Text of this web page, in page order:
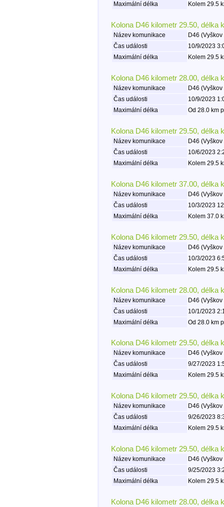
Maximální délka
Kolem 29.5
Kolona D46 kilometr 29.50, délka
Název komunikace
D46
Čas události
10/9/2023
Maximální délka
Kolem 29.5
Kolona D46 kilometr 28.00, délka
Název komunikace
D46
Čas události
10/9/2023
Maximální délka
Od 28.0 km
Kolona D46 kilometr 29.50, délka
Název komunikace
D46
Čas události
10/6/2023
Maximální délka
Kolem 29.5
Kolona D46 kilometr 37.00, délka
Název komunikace
D46
Čas události
10/3/2023
Maximální délka
Kolem 37.0
Kolona D46 kilometr 29.50, délka
Název komunikace
D46
Čas události
10/3/2023
Maximální délka
Kolem 29.5
Kolona D46 kilometr 28.00, délka
Název komunikace
D46
Čas události
10/1/2023
Maximální délka
Od 28.0 km
Kolona D46 kilometr 29.50, délka
Název komunikace
D46
Čas události
9/27/2023
Maximální délka
Kolem 29.5
Kolona D46 kilometr 29.50, délka
Název komunikace
D46
Čas události
9/26/2023
Maximální délka
Kolem 29.5
Kolona D46 kilometr 29.50, délka
Název komunikace
D46
Čas události
9/25/2023
Maximální délka
Kolem 29.5
Kolona D46 kilometr 28.00, délka